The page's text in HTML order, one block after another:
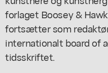
forlaget Boosey &
fortsætter som
internationalt board of
tidsskriftet.